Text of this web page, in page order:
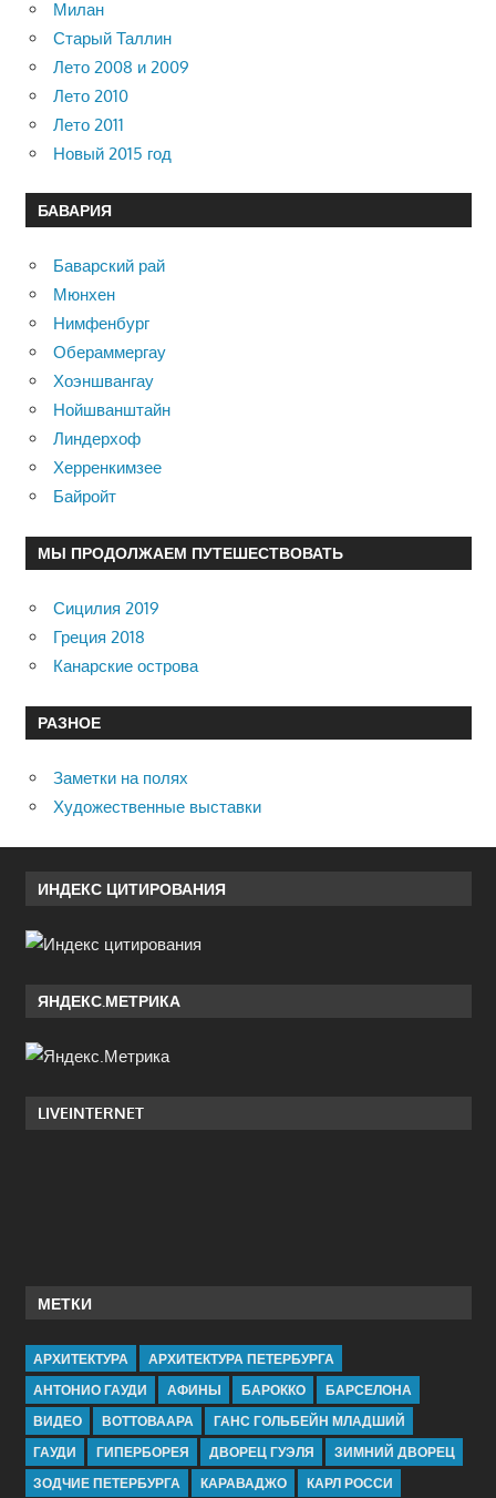
Милан
Старый Таллин
Лето 2008 и 2009
Лето 2010
Лето 2011
Новый 2015 год
БАВАРИЯ
Баварский рай
Мюнхен
Нимфенбург
Обераммергау
Хоэншвангау
Нойшванштайн
Линдерхоф
Херренкимзее
Байройт
МЫ ПРОДОЛЖАЕМ ПУТЕШЕСТВОВАТЬ
Сицилия 2019
Греция 2018
Канарские острова
РАЗНОЕ
Заметки на полях
Художественные выставки
ИНДЕКС ЦИТИРОВАНИЯ
ЯНДЕКС.МЕТРИКА
LIVEINTERNET
МЕТКИ
АРХИТЕКТУРА
АРХИТЕКТУРА ПЕТЕРБУРГА
АНТОНИО ГАУДИ
АФИНЫ БАРОККО
БАРСЕЛОНА
ВИДЕО
ВОТТОВААРА
ГАНС ГОЛЬБЕЙН МЛАДШИЙ
ГАУДИ
ГИПЕРБОРЕЯ ДВОРЕЦ ГУЭЛЯ
ЗИМНИЙ ДВОРЕЦ
ЗОДЧИЕ ПЕТЕРБУРГА
КАРАВАДЖО КАРЛ РОССИ